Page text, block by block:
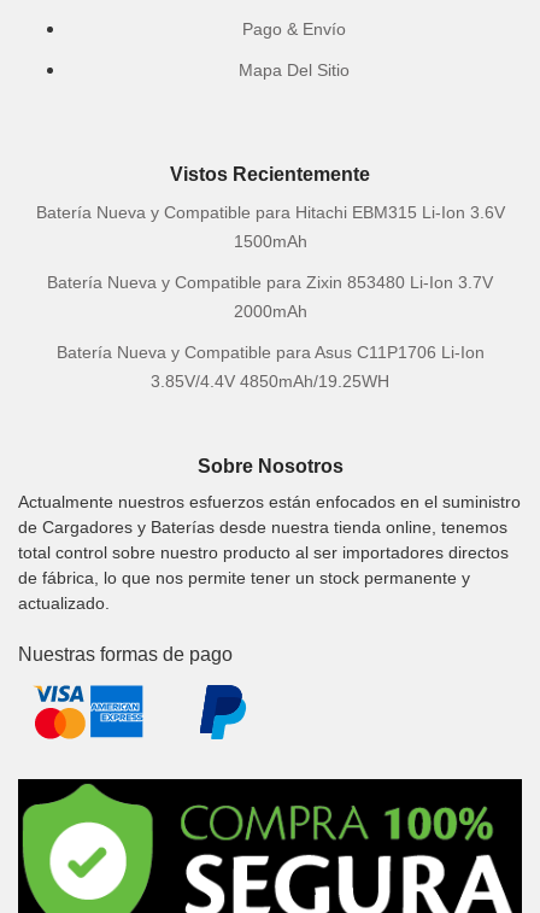
Pago & Envío
Mapa Del Sitio
Vistos Recientemente
Batería Nueva y Compatible para Hitachi EBM315 Li-Ion 3.6V
1500mAh
Batería Nueva y Compatible para Zixin 853480 Li-Ion 3.7V
2000mAh
Batería Nueva y Compatible para Asus C11P1706 Li-Ion
3.85V/4.4V 4850mAh/19.25WH
Sobre Nosotros
Actualmente nuestros esfuerzos están enfocados en el suministro
de Cargadores y Baterías desde nuestra tienda online, tenemos
total control sobre nuestro producto al ser importadores directos
de fábrica, lo que nos permite tener un stock permanente y
actualizado.
Nuestras formas de pago